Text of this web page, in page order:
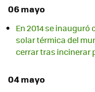
06 mayo
En 2014 se
solar térmica del
cerrar tras incinerar
04 mayo